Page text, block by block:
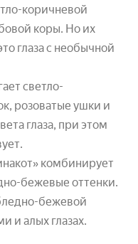
коричневой
коры. Но их
глаза с необычной
светло-
розоватые ушки и
глаза, при этом
комбинирует
бежевые оттенки.
бежевой
и алых глазах.